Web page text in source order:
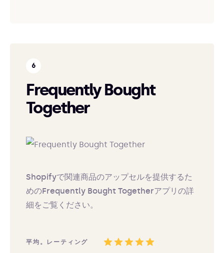
Frequently Bought
Together
Shopifyで関連商品のアップセルを提供するた
めのFrequently Bought Togetherアプリの詳
細をご覧ください。
平均。レーティング